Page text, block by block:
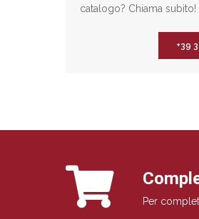
catalogo? Chiama subito!
+39
Per